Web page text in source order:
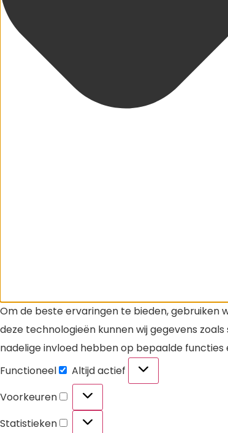
Om de beste ervaringen te bieden,
deze technologieën kunnen wij gegevens
nadelige invloed hebben op bepaalde functies
Functioneel
Altijd actief
Voorkeuren
Statistieken